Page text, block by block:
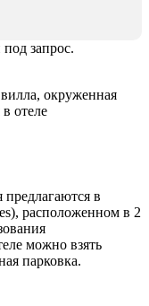
запрос.
окруженная
отеле
предлагаются в
расположенном в 2
можно взять
парковка.